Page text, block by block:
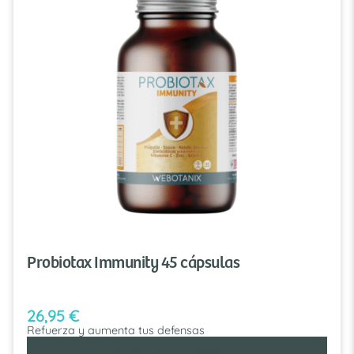
Probiotax Immunity 45 cápsulas
26,95 €
Refuerza y aumenta tus defensas